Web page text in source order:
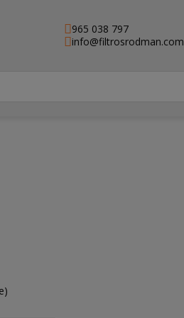
965 038 797
info@filtrosrodman.com